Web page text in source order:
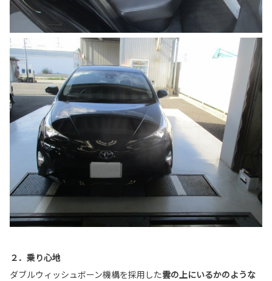
２．乗り心地
ダブルウィッシュボーン機構を採用した雲の上にいるかのような